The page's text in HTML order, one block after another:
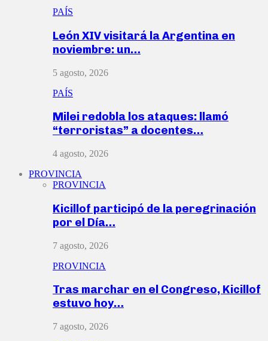
PAÍS
León XIV visitará la Argentina en
noviembre: un…
5 agosto, 2026
PAÍS
Milei redobla los ataques: llamó
“terroristas” a docentes…
4 agosto, 2026
PROVINCIA
PROVINCIA
Kicillof participó de la peregrinación
por el Día…
7 agosto, 2026
PROVINCIA
Tras marchar en el Congreso, Kicillof
estuvo hoy…
7 agosto, 2026